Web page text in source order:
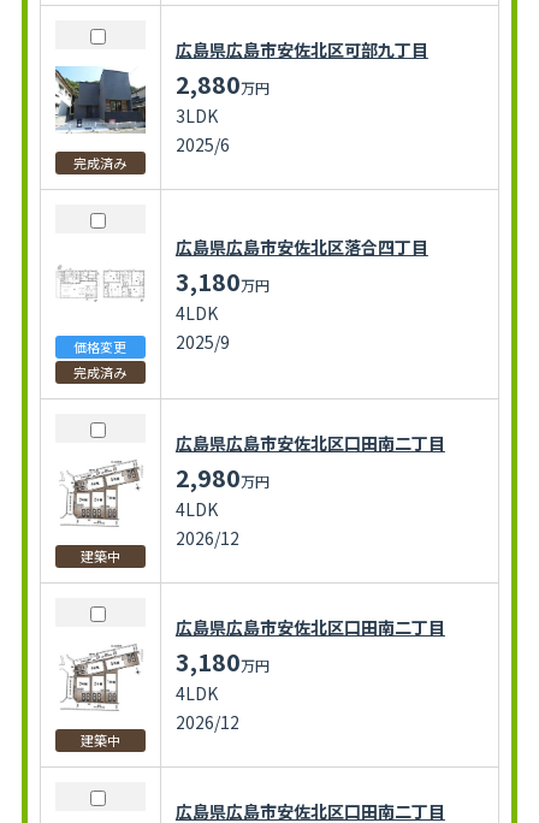
完成済み
広島県広島市安佐北区可部九丁目
2,880万円
3LDK
2025/6
価格変更
完成済み
広島県広島市安佐北区落合四丁目
3,180万円
4LDK
2025/9
建築中
広島県広島市安佐北区口田南二丁目
2,980万円
4LDK
2026/12
建築中
広島県広島市安佐北区口田南二丁目
3,180万円
4LDK
2026/12
広島県広島市安佐北区口田南二丁目